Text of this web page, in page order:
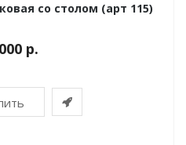
со столом (арт 115)
р.